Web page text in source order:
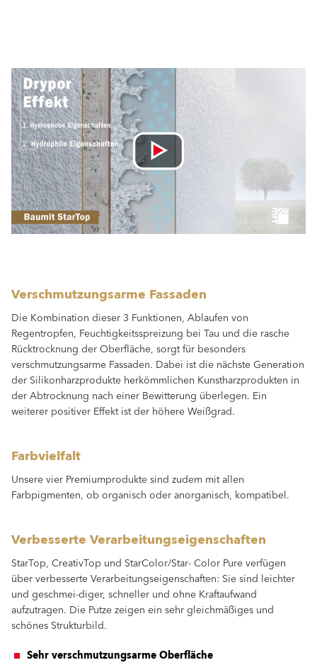
Verschmutzungsarme Fassaden
Die Kombination dieser 3 Funktionen, Ablaufen von
Regentropfen, Feuchtigkeitsspreizung bei Tau und die rasche
Rücktrocknung der Oberfläche, sorgt für besonders
verschmutzungsarme Fassaden. Dabei ist die nächste Generation
der Silikonharzprodukte herkömmlichen Kunstharzprodukten in
der Abtrocknung nach einer Bewitterung überlegen. Ein
weiterer positiver Effekt ist der höhere Weißgrad.
Farbvielfalt
Unsere vier Premiumprodukte sind zudem mit allen
Farbpigmenten, ob organisch oder anorganisch, kompatibel.
Verbesserte Verarbeitungseigenschaften
StarTop, CreativTop und StarColor/Star- Color Pure verfügen
über verbesserte Verarbeitungseigenschaften: Sie sind leichter
und geschmei-diger, schneller und ohne Kraftaufwand
aufzutragen. Die Putze zeigen ein sehr gleichmäßiges und
schönes Strukturbild.
Sehr verschmutzungsarme Oberfläche